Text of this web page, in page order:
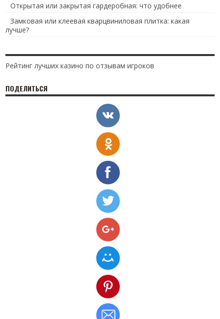
Открытая или закрытая гардеробная: что удобнее
Замковая или клеевая кварцвиниловая плитка: какая
лучше?
Рейтинг лучших казино по отзывам игроков
ПОДЕЛИТЬСЯ